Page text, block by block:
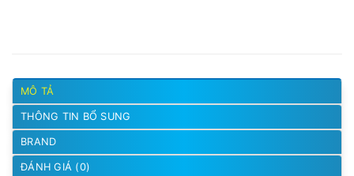
MÔ TẢ
THÔNG TIN BỔ SUNG
BRAND
ĐÁNH GIÁ (0)